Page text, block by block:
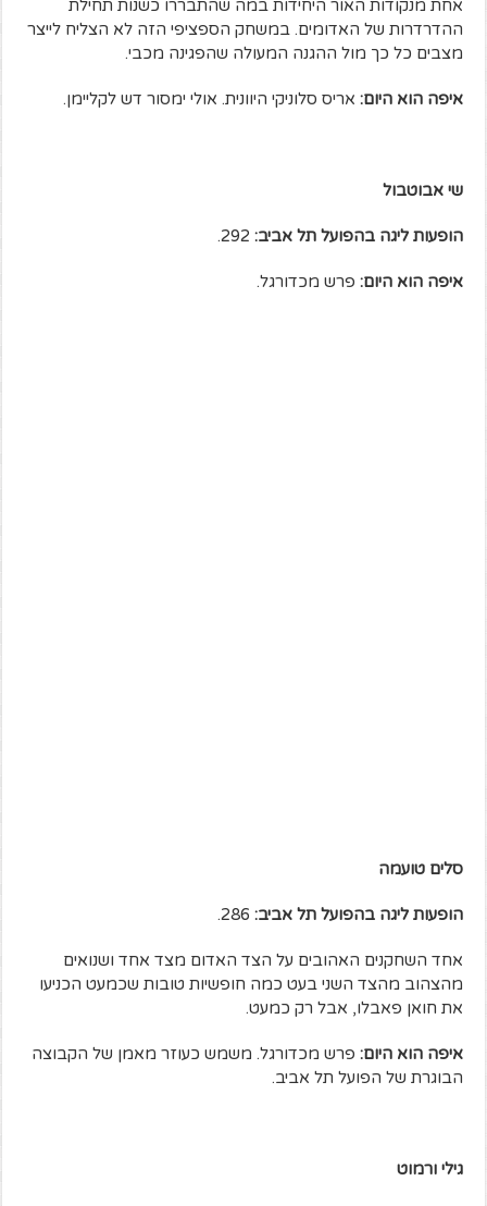
אחת מנקודות האור היחידות במה שהתבררו כשנות תחילת
ההדרדרות של האדומים. במשחק הספציפי הזה לא הצליח לייצר
מצבים כל כך מול ההגנה המעולה שהפגינה מכבי.
איפה הוא היום: אריס סלוניקי היוונית. אולי ימסור דש לקליימן.
שי אבוטבול
הופעות ליגה בהפועל תל אביב:
איפה הוא היום: פרש מכדורגל.
סלים טועמה
הופעות ליגה בהפועל תל אביב:
אחד השחקנים האהובים על הצד האדום מצד אחד ושנואים
מהצהוב מהצד השני בעט כמה חופשיות טובות שכמעט הכניעו
את חואן פאבלו, אבל רק כמעט.
איפה הוא היום: פרש מכדורגל. משמש כעוזר מאמן של הקבוצה
הבוגרת של הפועל תל אביב.
גילי ורמוט